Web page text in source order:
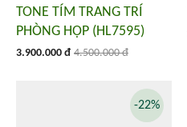
TONE TÍM TRANG TRÍ
PHÒNG HỌP (HL7595)
3.900.000 đ 4.500.000 đ
-22%